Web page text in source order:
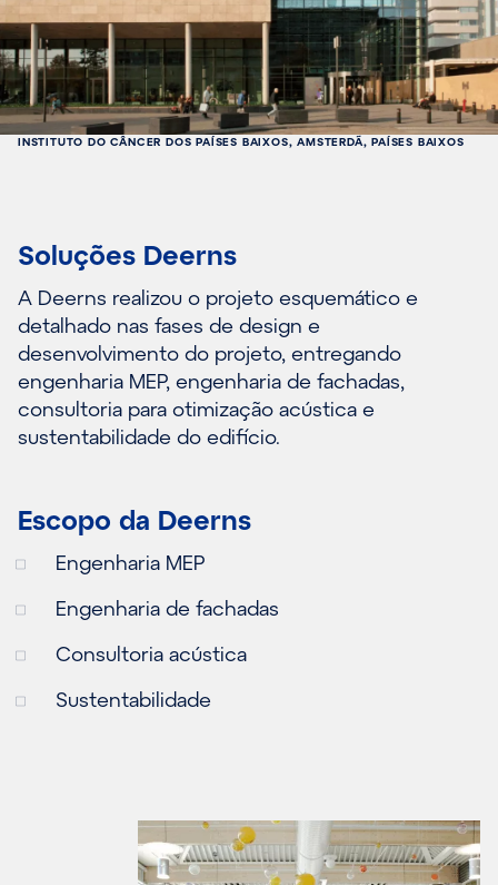
INSTITUTO DO CÂNCER DOS PAÍSES BAIXOS, AMSTERDÃ, PAÍSES BAIXOS
Soluções Deerns
A Deerns realizou o projeto esquemático e
detalhado nas fases de design e
desenvolvimento do projeto, entregando
engenharia MEP, engenharia de fachadas,
consultoria para otimização acústica e
sustentabilidade do edifício.
Escopo da Deerns
Engenharia MEP
Engenharia de fachadas
Consultoria acústica
Sustentabilidade